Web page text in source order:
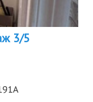
3/5